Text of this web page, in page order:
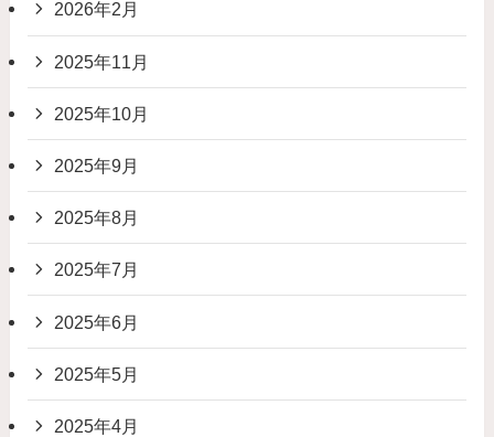
2026年2月
2025年11月
2025年10月
2025年9月
2025年8月
2025年7月
2025年6月
2025年5月
2025年4月